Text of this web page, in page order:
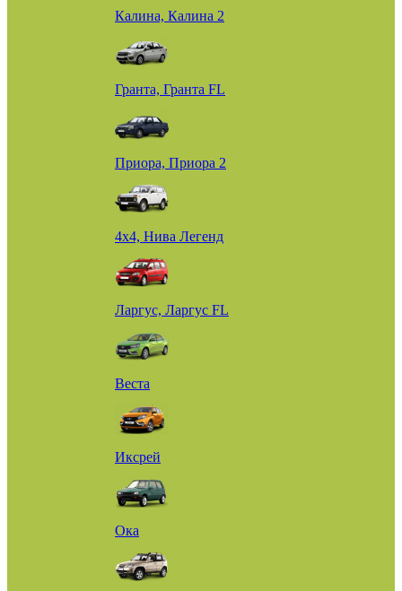
Калина, Калина 2
Гранта, Гранта FL
Приора, Приора 2
4х4, Нива Легенд
Ларгус, Ларгус FL
Веста
Иксрей
Ока